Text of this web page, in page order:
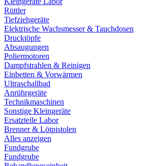
Rüttler
Tiefziehgeräte
Elektrische Wachsmesser & Tauchdosen
Drucktöpfe
Absaugungen
Poliermotoren
Dampfstrahlen & Reinigen
Einbetten & Vorwärmen
Ultraschallbad
Anrührgeräte
Technikmaschinen
Sonstige Kleingeräte
Ersatzteile Labor
Brenner & Lötpistolen
Alles anzeigen
Fundgrube
Fundgrube